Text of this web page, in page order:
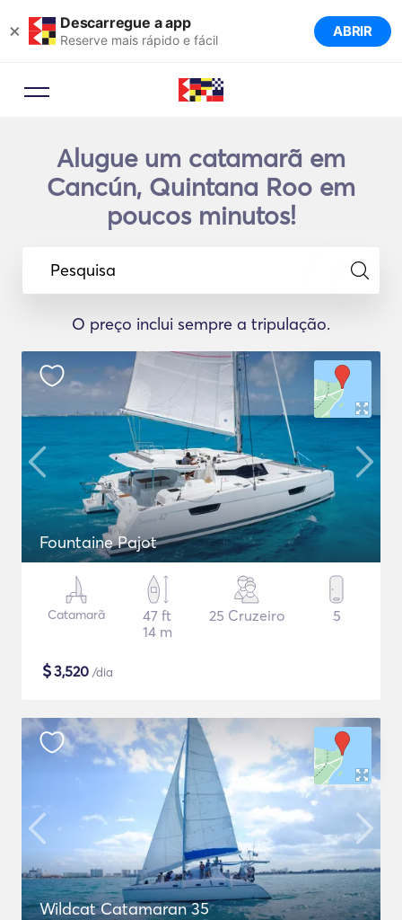
× Descarregue a app
Reserve mais rápido e fácil ABRIR
Alugue um catamarã em
Cancún, Quintana Roo em
poucos minutos!
Pesquisa
O preço inclui sempre a tripulação.
Fountaine Pajot
Catamarã
47 ft
14 m
25 Cruzeiro 5
$3,520 /dia
Wildcat Catamaran 35